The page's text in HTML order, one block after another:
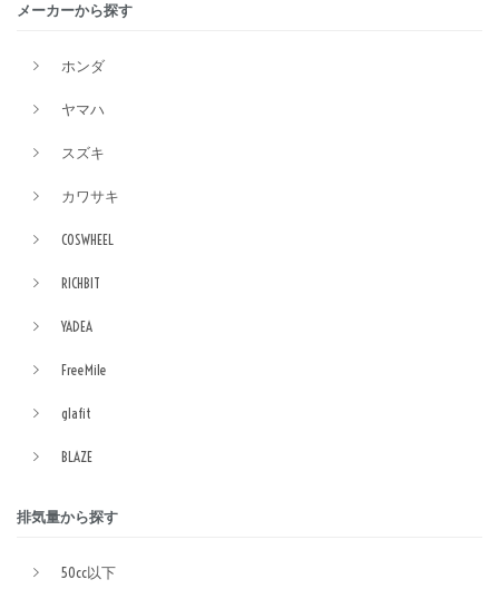
メーカーから探す
ホンダ
ヤマハ
スズキ
カワサキ
COSWHEEL
RICHBIT
YADEA
FreeMile
glafit
BLAZE
排気量から探す
50cc以下